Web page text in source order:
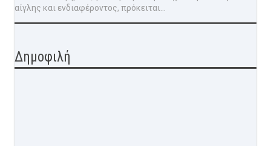
αίγλης και ενδιαφέροντος, πρόκειται...
Δημοφιλή